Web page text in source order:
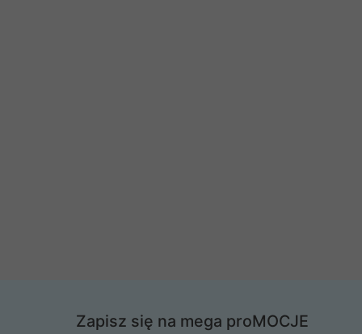
Zapisz się na mega proMOCJE